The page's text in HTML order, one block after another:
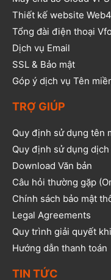
Thiết kế website
Tổng đài điện thoại
Dịch vụ Email
SSL & Bảo mật
Góp ý dịch vụ Tên
TRỢ GIÚP
Quy định sử dụng tên
Quy định sử dụng dịch
Download Văn bản
Câu hỏi thường gặp
Chính sách bảo mật
Legal Agreements
Quy trình giải quyết
Hướng dẫn thanh toán
TIN TỨC